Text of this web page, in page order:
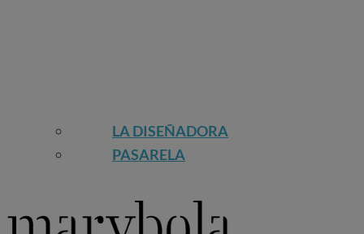
LA DISEÑADORA
PASARELA